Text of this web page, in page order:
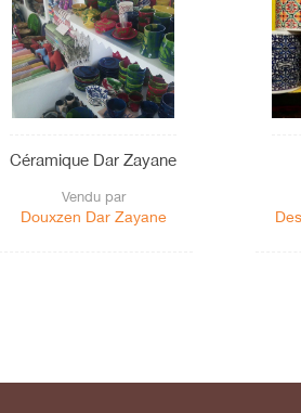
Céramique Dar Zayane
Vendu par
Douxzen Dar Zayane